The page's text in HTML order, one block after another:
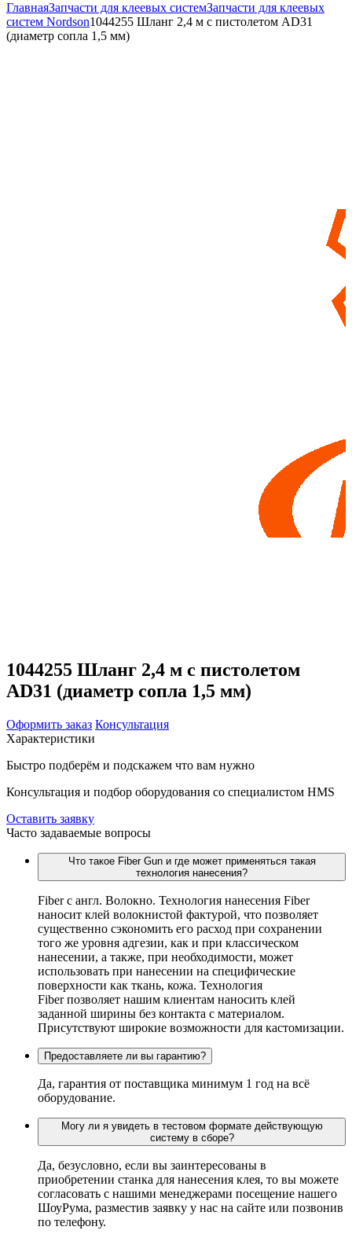
ГлавнаяЗапчасти для клеевых системЗапчасти для клеевых
систем Nordson1044255 Шланг 2,4 м с пистолетом AD31
(диаметр сопла 1,5 мм)
1044255 Шланг 2,4 м с пистолетом
AD31 (диаметр сопла 1,5 мм)
Оформить заказ Консультация
Характеристики
Быстро подберём и подскажем что вам нужно
Консультация и подбор оборудования со специалистом HMS
Оставить заявку
Часто задаваемые вопросы
Что такое Fiber Gun и где может применяться такая
технология нанесения?
Fiber c англ. Волокно. Технология нанесения Fiber
наносит клей волокнистой фактурой, что позволяет
существенно сэкономить его расход при сохранении
того же уровня адгезии, как и при классическом
нанесении, а также, при необходимости, может
использовать при нанесении на специфические
поверхности как ткань, кожа. Технология
Fiber позволяет нашим клиентам наносить клей
заданной ширины без контакта с материалом.
Присутствуют широкие возможности для кастомизации.
Предоставляете ли вы гарантию?
Да, гарантия от поставщика минимум 1 год на всё
оборудование.
Могу ли я увидеть в тестовом формате действующую
систему в сборе?
Да, безусловно, если вы заинтересованы в
приобретении станка для нанесения клея, то вы можете
согласовать с нашими менеджерами посещение нашего
ШоуРума, разместив заявку у нас на сайте или позвонив
по телефону.